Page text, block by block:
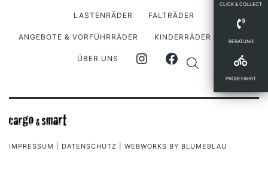
CLICK & COLLECT
BERATUNG
PROBEFAHRT
LASTENRÄDER FALTRÄDER
ANGEBOTE & VORFÜHRRÄDER KINDERRÄDER
ÜBER UNS
IMPRESSUM DATENSCHUTZ | WEBWORKS BY BLUMEBLAU